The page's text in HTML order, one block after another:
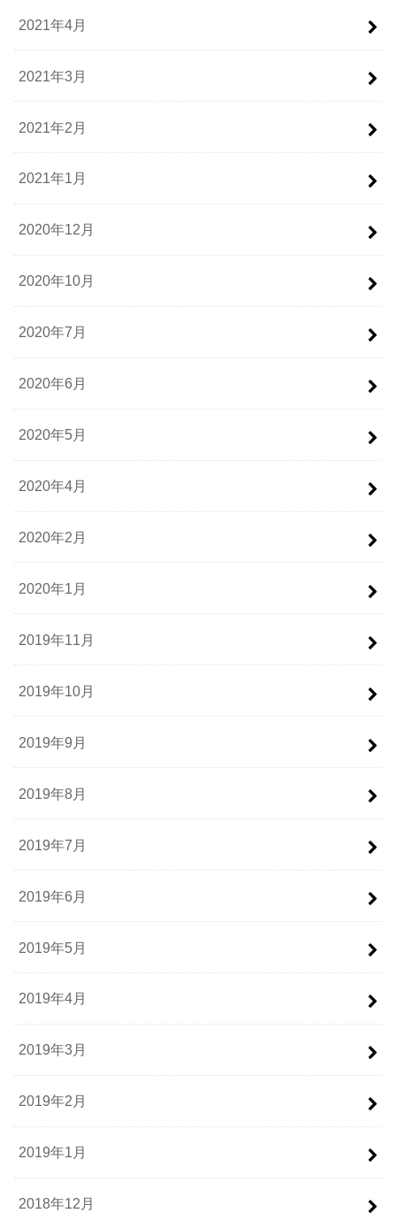
2021年4月
2021年3月
2021年2月
2021年1月
2020年12月
2020年10月
2020年7月
2020年6月
2020年5月
2020年4月
2020年2月
2020年1月
2019年11月
2019年10月
2019年9月
2019年8月
2019年7月
2019年6月
2019年5月
2019年4月
2019年3月
2019年2月
2019年1月
2018年12月